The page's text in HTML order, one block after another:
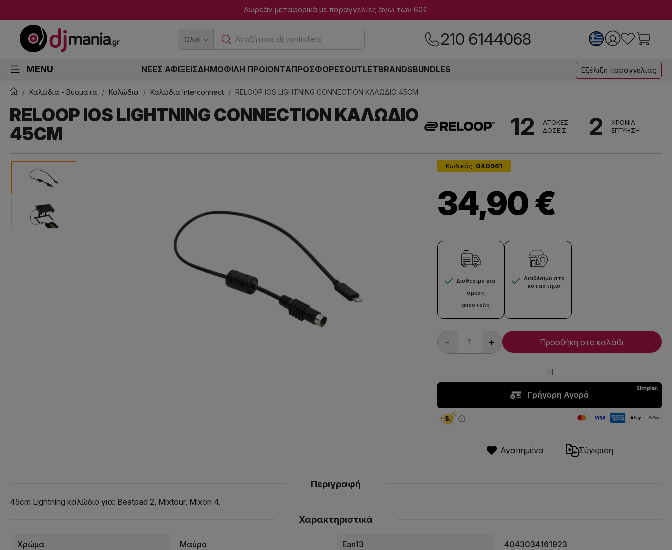
Δωρεάν μεταφορικά με παραγγελίες άνω των 60€
Όλα Α 210 6144068
MENU ΝΕΕΣ ΑΦΙΞΕΙΣΔΗΜΟΦΙΛΗ ΠΡΟΙΟΝΤΑΠΡΟΣΦΟΡΕΣOUTLETBRANDSBUNDLES Εξέλιξη παραγγελίας
Καλώδια - Βύσματα Καλώδια Καλώδια Interconnect RELOOP IOS LIGHTNING CONNECTION ΚΑΛΩΔΙΟ 45CM
RELOOP IOS LIGHTNING CONNECTION ΚΑΛΩΔΙΟ
45CM
12
ΑΤΟΚΕΣ
ΔΟΣΕΙΣ
2
ΧΡΟΝΙΑ
ΕΓΓΥΗΣΗ
Κωδικός :040961
34,90 €
Διαθέσιμο για
άμεση
αποστολή
Διαθέσιμο στο
κατάστημα
- + Προσθήκη στο καλάθι
Αγαπημένα Σύγκριση
Περιγραφή
45cm Lightning καλώδιο για: Beatpad 2, Mixtour, Mixon 4.
Χαρακτηριστικά
Χρώμα Μαύρο Ean13 4043034161923